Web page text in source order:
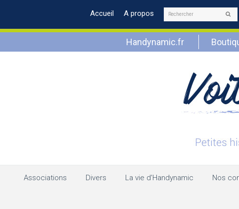
Accueil A propos Rechercher
Handynamic.fr
Associations Divers La vie d’Handynamic Nos